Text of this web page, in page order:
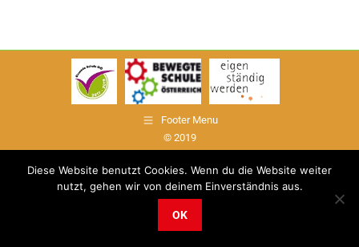
Footer Menu
© 2019
Diese Website benutzt Cookies. Wenn du die Website weiter
nutzt, gehen wir von deinem Einverständnis aus.
OK